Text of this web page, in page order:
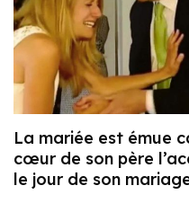
La mariée est émue
cœur de son père
le jour de son